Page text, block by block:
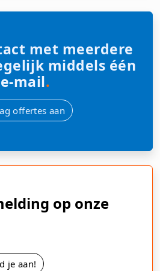
met meerdere
middels één
e-mail.
offertes aan
op onze
je aan!